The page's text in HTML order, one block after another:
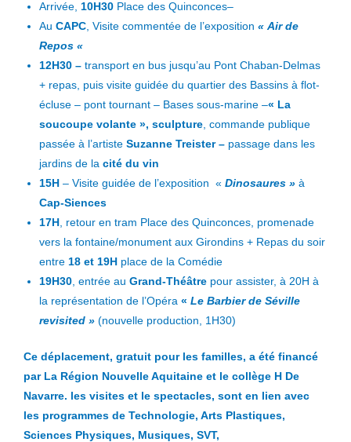
Arrivée, 10H30 Place des Quinconces–
Au CAPC, Visite commentée de l’exposition « Air de
Repos «
12H30 – transport en bus jusqu’au Pont Chaban-Delmas
+ repas, puis visite guidée du quartier des Bassins à flot-
écluse – pont tournant – Bases sous-marine –« La
soucoupe volante », sculpture, commande publique
passée à l’artiste Suzanne Treister – passage dans les
jardins de la cité du vin
15H – Visite guidée de l’exposition « Dinosaures » à
Cap-Siences
17H , retour en tram Place des Quinconces, promenade
vers la fontaine/monument aux Girondins + Repas du soir
entre 18 et 19H place de la Comédie
19H30, entrée au Grand-Théâtre pour assister, à 20H à
la représentation de l’Opéra « Le Barbier de Séville
revisited » (nouvelle production, 1H30)
Ce déplacement, gratuit pour les familles, a été financé
par La Région Nouvelle Aquitaine et le collège H De
Navarre. les visites et le spectacles, sont en lien avec
les programmes de Technologie, Arts Plastiques,
Sciences Physiques, Musiques, SVT,